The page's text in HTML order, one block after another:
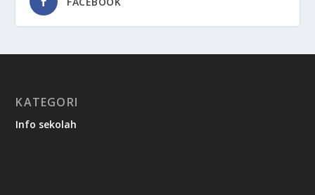
KATEGORI
Info sekolah